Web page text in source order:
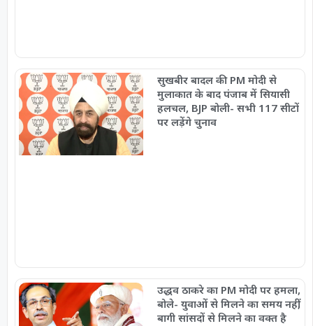
सुखबीर बादल की PM मोदी से
मुलाकात के बाद पंजाब में सियासी
हलचल, BJP बोली- सभी 117 सीटों
पर लड़ेंगे चुनाव
उद्धव ठाकरे का PM मोदी पर हमला,
बोले- युवाओं से मिलने का समय नहीं,
बागी सांसदों से मिलने का वक्त है